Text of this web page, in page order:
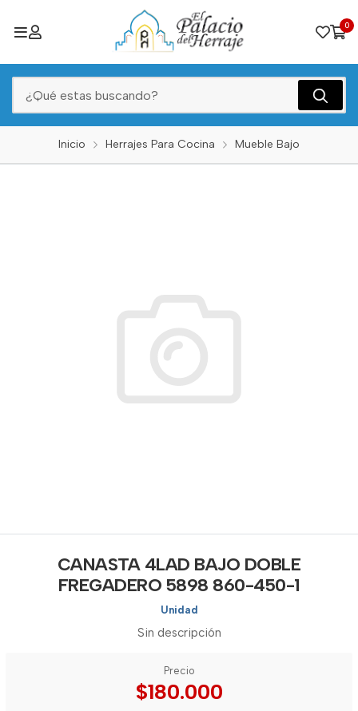
0
Inicio Herrajes Para Cocina Mueble Bajo
CANASTA 4LAD BAJO DOBLE
FREGADERO 5898 860-450-1
Unidad
Sin descripción
Precio
$180.000